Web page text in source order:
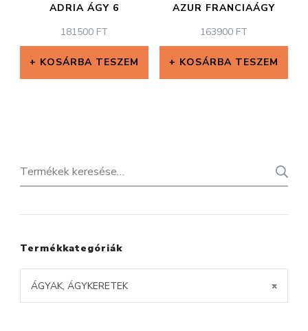
termékoldalon
választhatók
ADRIA ÁGY 6
181500 FT
KOSÁRBA TESZEM
AZUR FRANCIAÁGY
163900 FT
KOSÁRBA TESZEM
Keresés
a
következőre:
Termékkategóriák
×
ÁGYAK, ÁGYKERETEK